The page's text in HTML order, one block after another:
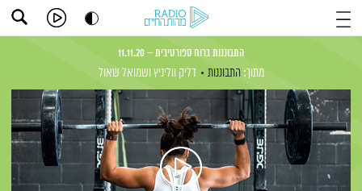
התבוננות ברוח ספורטיבית – 11.11.20
מתוך: התבוננות דליק ווליניץ ושמואל שאול